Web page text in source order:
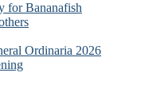
for Bananafish
Ordinaria 2026